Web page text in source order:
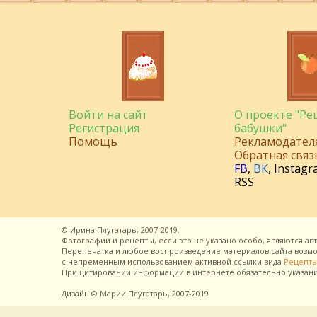
Войти на сайт
Регистрация
Помощь
О проекте
бабушки"
Обратная
FB, ВК,
RSS
© Ирина Плугатарь, 2007-2019.
Фотографии и рецепты, если это не указано особо, являются
Перепечатка и любое воспроизведение материалов сайта
с непременным использованием активной ссылки вида
При цитировании информации в интернете обязательно
Дизайн © Марии Плугатарь, 2007-2019